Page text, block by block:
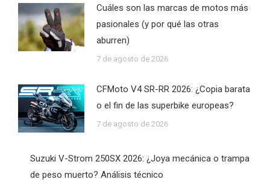
Cuáles son las marcas de motos más
pasionales (y por qué las otras
aburren)
7 de agosto de 2026
CFMoto V4 SR-RR 2026: ¿Copia barata
o el fin de las superbike europeas?
7 de agosto de 2026
Suzuki V-Strom 250SX 2026: ¿Joya mecánica o trampa
de peso muerto? Análisis técnico